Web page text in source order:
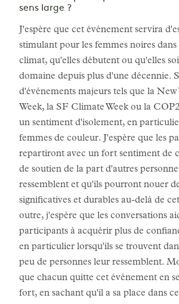
sens large ?
J'espère que cet événement servira
stimulant pour les femmes noires
climat, qu'elles débutent ou qu'elles
domaine depuis plus d'une décennie.
d'événements majeurs tels que la
Week, la SF Climate Week ou la
un sentiment d'isolement, en
femmes de couleur. J'espère que les
repartiront avec un fort sentiment de
de soutien de la part d'autres
ressemblent et qu'ils pourront nouer
significatives et durables au-delà de
outre, j'espère que les conversations
participants à acquérir plus de
en particulier lorsqu'ils se trouvent
peu de personnes leur ressemblent.
que chacun quitte cet événement en
fort, en sachant qu'il a sa place dans